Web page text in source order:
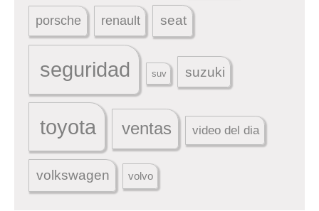
porsche renault seat
seguridad suv suzuki
toyota ventas video del dia
volkswagen volvo